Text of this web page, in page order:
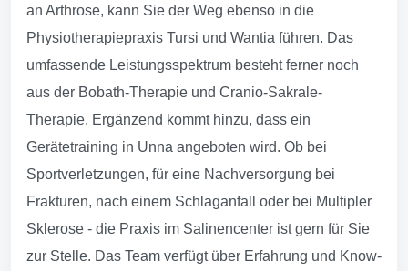
an Arthrose, kann Sie der Weg ebenso in die
Physiotherapiepraxis Tursi und Wantia führen. Das
umfassende Leistungsspektrum besteht ferner noch
aus der Bobath-Therapie und Cranio-Sakrale-
Therapie. Ergänzend kommt hinzu, dass ein
Gerätetraining in Unna angeboten wird. Ob bei
Sportverletzungen, für eine Nachversorgung bei
Frakturen, nach einem Schlaganfall oder bei Multipler
Sklerose - die Praxis im Salinencenter ist gern für Sie
zur Stelle. Das Team verfügt über Erfahrung und Know-